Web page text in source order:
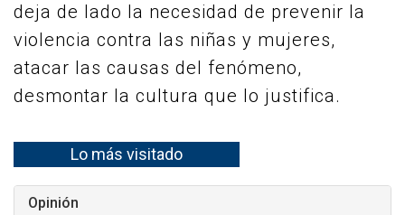
deja de lado la necesidad de prevenir la
violencia contra las niñas y mujeres,
atacar las causas del fenómeno,
desmontar la cultura que lo justifica.
Lo más visitado
Opinión